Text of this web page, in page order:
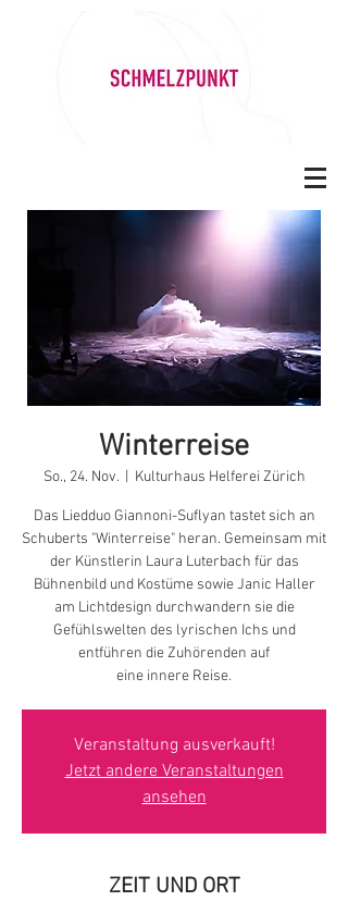
Winterreise
So., 24. Nov.
  |
Kulturhaus Helferei Zürich
Das Liedduo Giannoni-Suflyan tastet sich an
Schuberts "Winterreise" heran. Gemeinsam mit
der Künstlerin Laura Luterbach für das
Bühnenbild und Kostüme sowie Janic Haller
am Lichtdesign durchwandern sie die
Gefühlswelten des lyrischen Ichs und
entführen die Zuhörenden auf
eine innere Reise.
Veranstaltung ausverkauft!
Jetzt andere Veranstaltungen
ansehen
ZEIT UND ORT